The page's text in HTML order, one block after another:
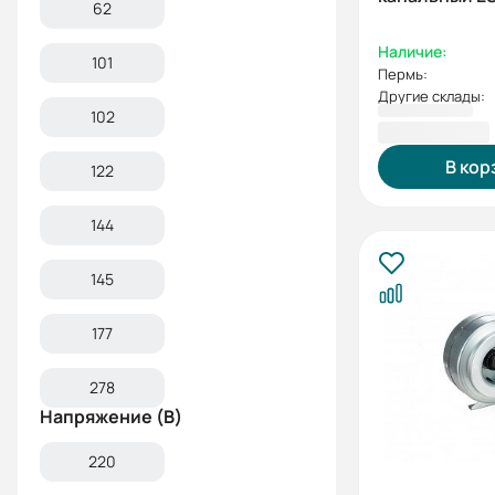
62
101
102
122
144
145
177
278
Напряжение (В)
220
Наличие:
Пермь:
Другие склады:
В